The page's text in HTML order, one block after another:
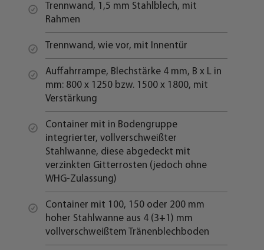
Trennwand, 1,5 mm Stahlblech, mit
Rahmen
Trennwand, wie vor, mit Innentür
Auffahrrampe, Blechstärke 4 mm, B x L in
mm: 800 x 1250 bzw. 1500 x 1800, mit
Verstärkung
Container mit in Bodengruppe
integrierter, vollverschweißter
Stahlwanne, diese abgedeckt mit
verzinkten Gitterrosten (jedoch ohne
WHG-Zulassung)
Container mit 100, 150 oder 200 mm
hoher Stahlwanne aus 4 (3+1) mm
vollverschweißtem Tränenblechboden